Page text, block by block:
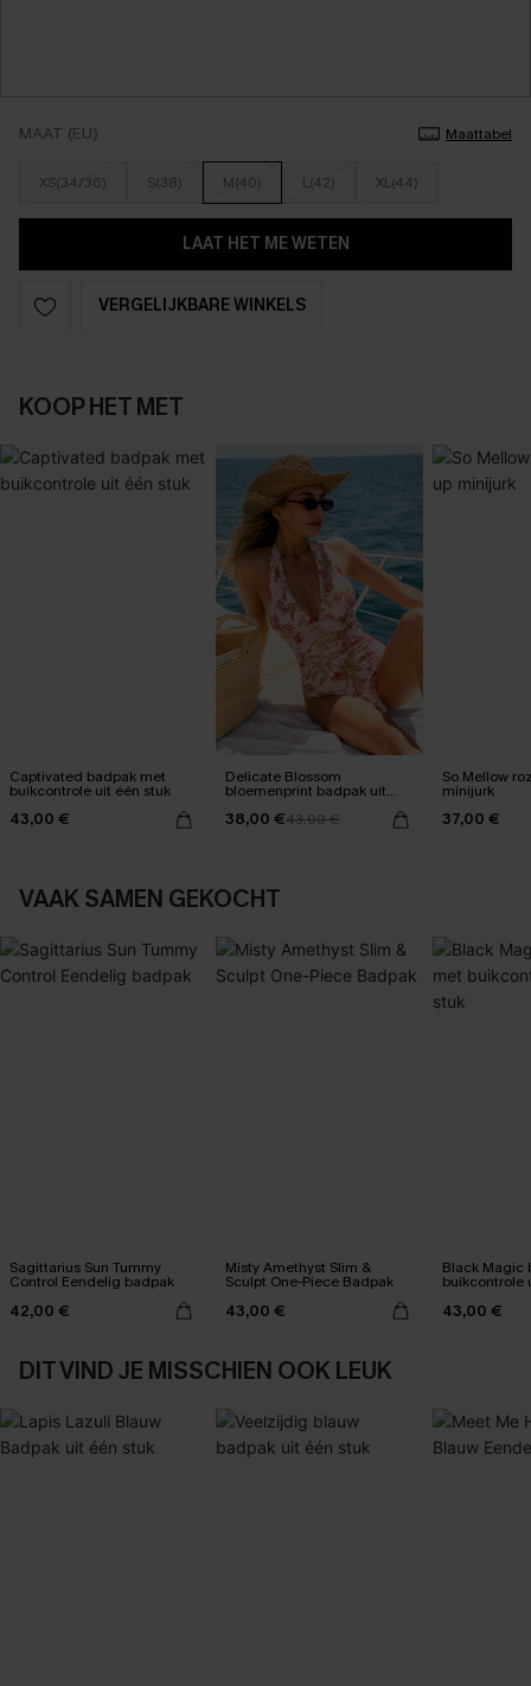
MAAT (EU) Maattabel
XS(34/36) S(38) M(40) L(42) XL(44)
LAAT HET ME WETEN
VERGELIJKBARE WINKELS
KOOP HET MET
Captivated badpak met
buikcontrole uit één stuk
43,00 €
Delicate Blossom
bloemenprint badpak uit
38,00 €43,00 €
So Mellow
minijurk
37,00 €
VAAK SAMEN GEKOCHT
Sagittarius Sun Tummy
Control Eendelig badpak
42,00 €
Misty Amethyst Slim &
Sculpt One-Piece Badpak
43,00 €
Black Magic
buikcontrole
43,00 €
DIT VIND JE MISSCHIEN OOK LEUK